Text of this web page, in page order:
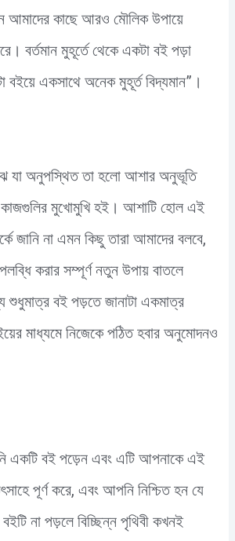
আমাদের কাছে আরও মৌলিক উপায়ে
বর্তমান মুহূর্তে থেকে একটা বই পড়া
বইয়ে একসাথে অনেক মুহূর্ত বিদ্যমান”।
যা অনুপস্থিত তা হলো আশার অনুভূতি
মুখোমুখি হই। আশাটি হোল এই
জানি না এমন কিছু তারা আমাদের বলবে,
করার সম্পূর্ণ নতুন উপায় বাতলে
শুধুমাত্র বই পড়তে জানাটা একমাত্র
মাধ্যমে নিজেকে পঠিত হবার অনুমোদনও
বই পড়েন এবং এটি আপনাকে এই
পূর্ণ করে, এবং আপনি নিশ্চিত হন যে
না পড়লে বিচ্ছিন্ন পৃথিবী কখনই